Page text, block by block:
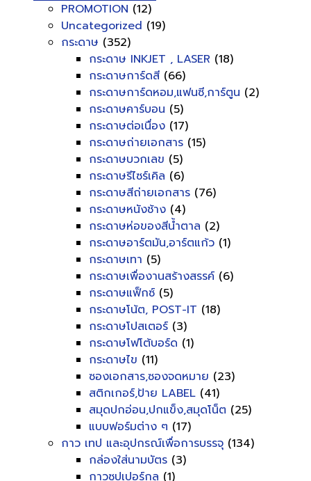
PROMOTION (12)
Uncategorized (19)
กระดาษ (352)
กระดาษ INKJET , LASER (18)
กระดาษการ์ดสี (66)
กระดาษการ์ดหอม,แฟนซี,การ์ตูน (2)
กระดาษคาร์บอน (5)
กระดาษต่อเนื่อง (17)
กระดาษถ่ายเอกสาร (15)
กระดาษบวกเลข (5)
กระดาษรีไซร์เคิล (6)
กระดาษสีถ่ายเอกสาร (76)
กระดาษหนังช้าง (4)
กระดาษห่อของสีน้ำตาล (2)
กระดาษอาร์ตมัน,อาร์ตแก้ว (1)
กระดาษเทา (5)
กระดาษเพื่องานสร้างสรรค์ (6)
กระดาษแฟ็กซ์ (5)
กระดาษโน้ต, POST-IT (18)
กระดาษโปสเตอร์ (3)
กระดาษโฟโต้บอร์ด (1)
กระดาษไข (11)
ซองเอกสาร,ซองจดหมาย (23)
สติกเกอร์,ป้าย LABEL (41)
สมุดปกอ่อน,ปกแข็ง,สมุดโน็ต (25)
แบบฟอร์มต่าง ๆ (17)
กาว เทป และอุปกรณ์เพื่อการบรรจุ (134)
กล่องใส่นามบัตร (3)
กาวซุปเปอร์กลู (1)